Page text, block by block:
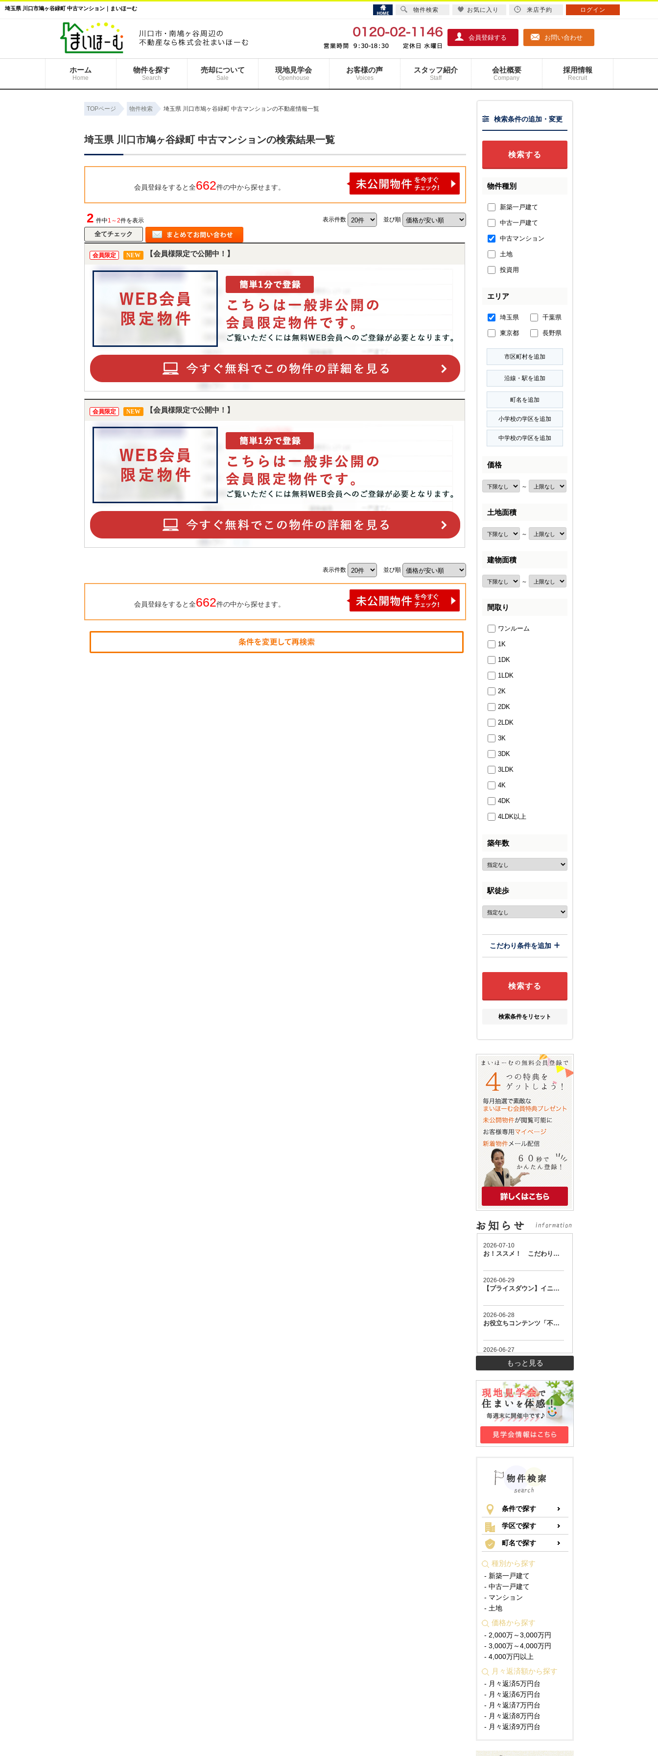
埼玉県 川口市鳩ヶ谷緑町 中古マンション｜まいほーむ
会員登録する お問い合わせ
ホーム
Home
物件を探す
Search
売却について
Sale
現地見学会
Openhouse
お客様の声
Voices
スタッフ紹介
Staff
会社概要
Company
採用情報
Recruit
TOPページ 物件検索 埼玉県 川口市鳩ヶ谷緑町 中古マンションの不動産情報一覧
埼玉県 川口市鳩ヶ谷緑町 中古マンションの検索結果一覧
会員登録をすると全662件の中から探せます。
2 件中1～2件を表示 表示件数 並び順
会員限定 NEW 【会員様限定で公開中！】
会員限定 NEW 【会員様限定で公開中！】
表示件数 並び順
会員登録をすると全662件の中から探せます。
検索条件の追加・変更
物件種別
新築一戸建て
中古一戸建て
中古マンション
土地
投資用
エリア
埼玉県 千葉県
東京都 長野県
価格
～
土地面積
～
建物面積
～
間取り
ワンルーム
1K
1DK
1LDK
2K
2DK
2LDK
3K
3DK
3LDK
4K
4DK
4LDK以上
築年数
駅徒歩
こだわり条件を追加
検索条件をリセット
もっと見る
条件で探す
学区で探す
町名で探す
種別から探す
- 新築一戸建て
- 中古一戸建て
- マンション
- 土地
価格から探す
- 2,000万～3,000万円
- 3,000万～4,000万円
- 4,000万円以上
月々返済額から探す
- 月々返済5万円台
- 月々返済6万円台
- 月々返済7万円台
- 月々返済8万円台
- 月々返済9万円台
物件検索 お気に入り 来店予約 ログイン